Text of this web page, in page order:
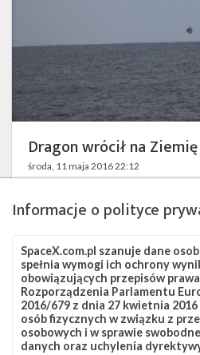
Dragon wrócił na Ziemię
środa, 11 maja 2016 22:12
Kosmicznej i dostarczeniu zapasów
mieszkalnego od Bigelow
spadochronach w Oceanie
godzinie 20:54 czasu polskiego
przywiózł również ze sobą na
przeprowadzonych na ISS przez
ostatniego roku. Dragon jest jedyną
Informacje o polityce
SpaceX.com.pl szanuje dane
spełnia wymogi ich ochrony
obowiązujących przepisów
Rozporządzenia Parlamentu
2016/679 z dnia 27 kwietnia
osób fizycznych w związku z
osobowych i w sprawie
danych oraz uchylenia